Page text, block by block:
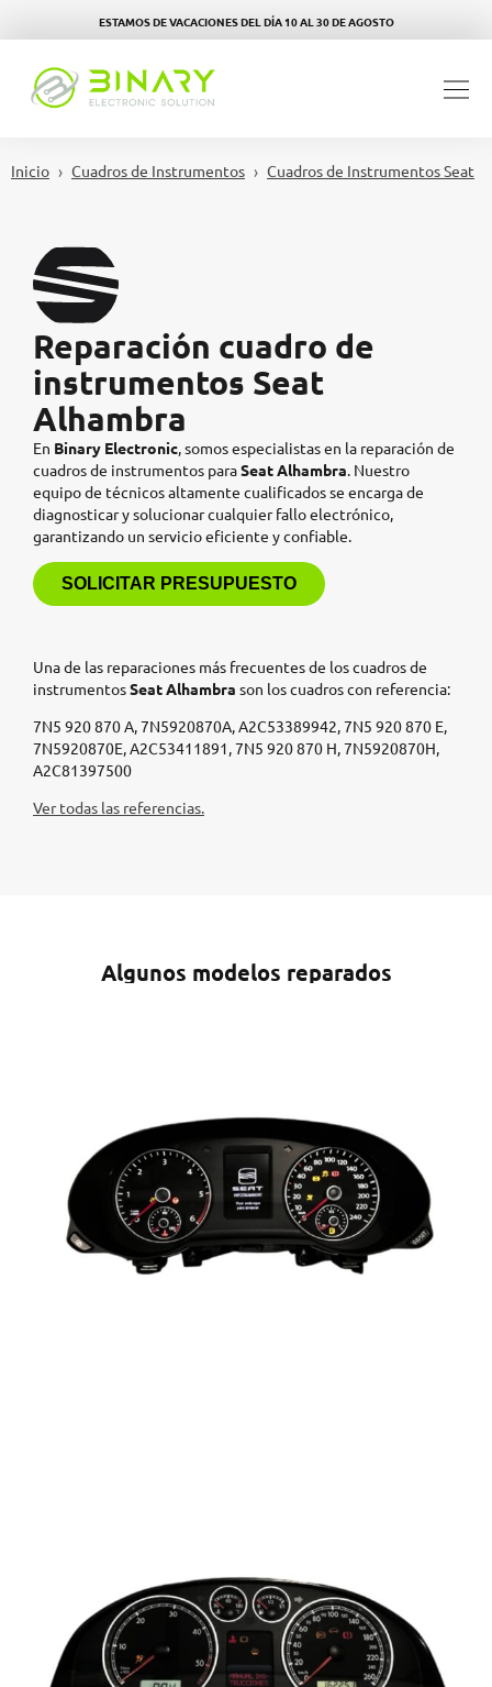
ESTAMOS DE VACACIONES DEL DÍA 10 AL 30 DE AGOSTO
Inicio Cuadros de Instrumentos Cuadros de Instrumentos Seat
Reparación cuadro de
instrumentos Seat
Alhambra
En Binary Electronic, somos especialistas en la reparación de
cuadros de instrumentos paraSeat Alhambra. Nuestro
equipo de técnicos altamente cualificados se encarga de
diagnosticar y solucionar cualquier fallo electrónico,
garantizando un servicio eficiente y confiable.
SOLICITAR PRESUPUESTO
Una de las reparaciones más frecuentes de los cuadros de
instrumentosSeat Alhambra son los cuadros con referencia:
7N5 920 870 A, 7N5920870A, A2C53389942, 7N5 920 870 E,
7N5920870E, A2C53411891, 7N5 920 870 H, 7N5920870H,
A2C81397500
Ver todas las referencias.
Algunos modelos reparados